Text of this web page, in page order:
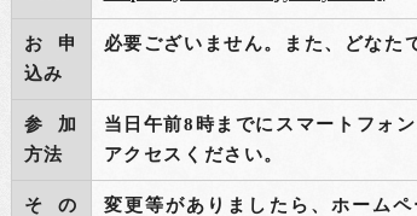
お申
込み
必要ございません。また、どなた
参加
方法
当日午前8時までにスマートフォ
アクセスください。
その
変更等がありましたら、ホーム